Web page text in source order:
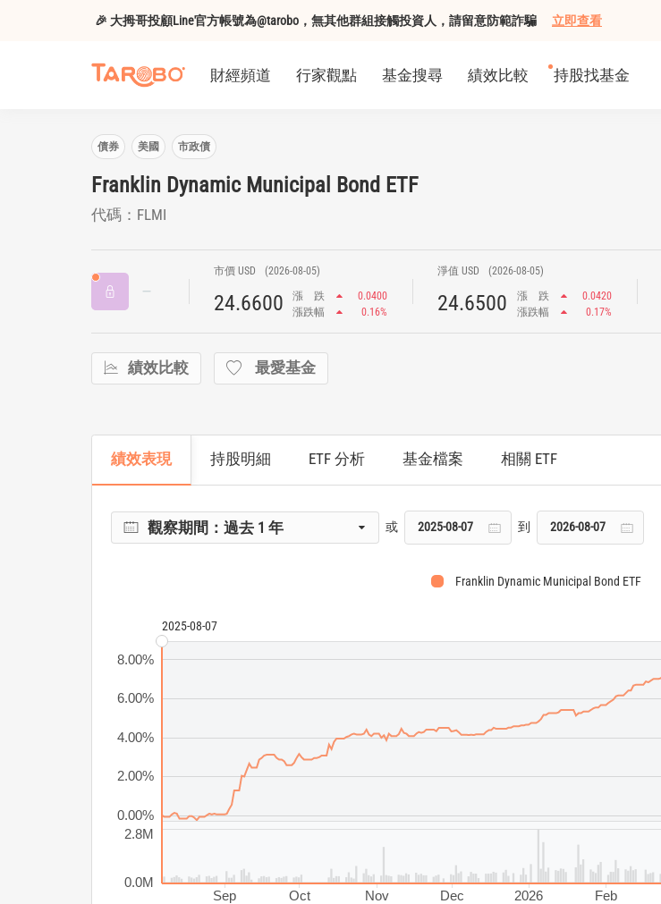
🎉 大拇哥投顧Line官方帳號為@tarobo，無其他群組接觸投資人，請留意防範詐騙 立即查看
財經頻道 行家觀點 基金搜尋 績效比較 持股找基金
債券 美國 市政債
Franklin Dynamic Municipal Bond ETF
代碼：FLMI
市價 USD (2026-08-05)
24.6600 漲 跌
0.0400
漲跌幅
0.16%
淨值 USD (2026-08-05)
24.6500 漲 跌
0.0420
漲跌幅
0.17%
績效比較 最愛基金
績效表現 持股明細 ETF 分析 基金檔案 相關 ETF
觀察期間：過去 1 年 或 到
Franklin Dynamic Municipal Bond ETF
2025-08-07
Sep Oct Nov Dec 2026 Feb
0.0M
2.8M
0.00%
2.00%
4.00%
6.00%
8.00%